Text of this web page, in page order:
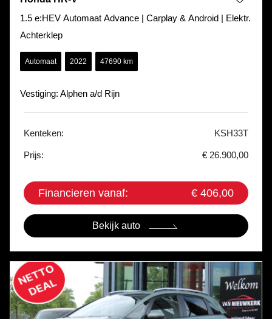
1.5 e:HEV Automaat Advance | Carplay & Android | Elektr.
Achterklep
Automaat 2022 47690 km
Vestiging: Alphen a/d Rijn
Kenteken: KSH33T
Prijs: € 26.900,00
Financieren vanaf: € 406,00
Bekijk auto